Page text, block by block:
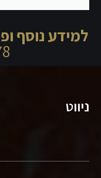
למידע נוסף
ניווט